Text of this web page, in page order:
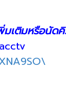
เติมหรือนัด